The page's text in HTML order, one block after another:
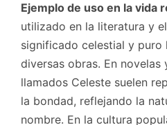
Ejemplo de uso en la vida
utilizado en la literatura y
significado celestial y puro
diversas obras. En novelas
llamados Celeste suelen
la bondad, reflejando la
nombre. En la cultura